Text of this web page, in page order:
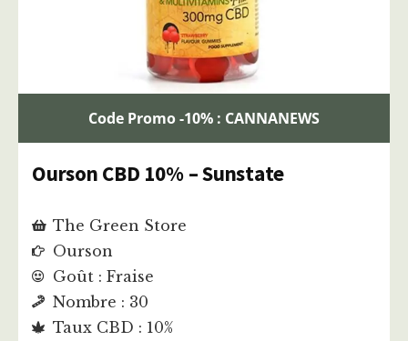
Code Promo -10% : CANNANEWS
Ourson CBD 10% – Sunstate
The Green Store
Ourson
Goût : Fraise
Nombre : 30
Taux CBD : 10%